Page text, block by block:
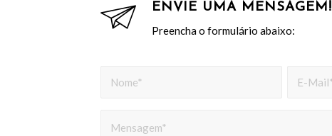
ENVIE UMA MENSAGEM!
Preencha o formulário abaixo: